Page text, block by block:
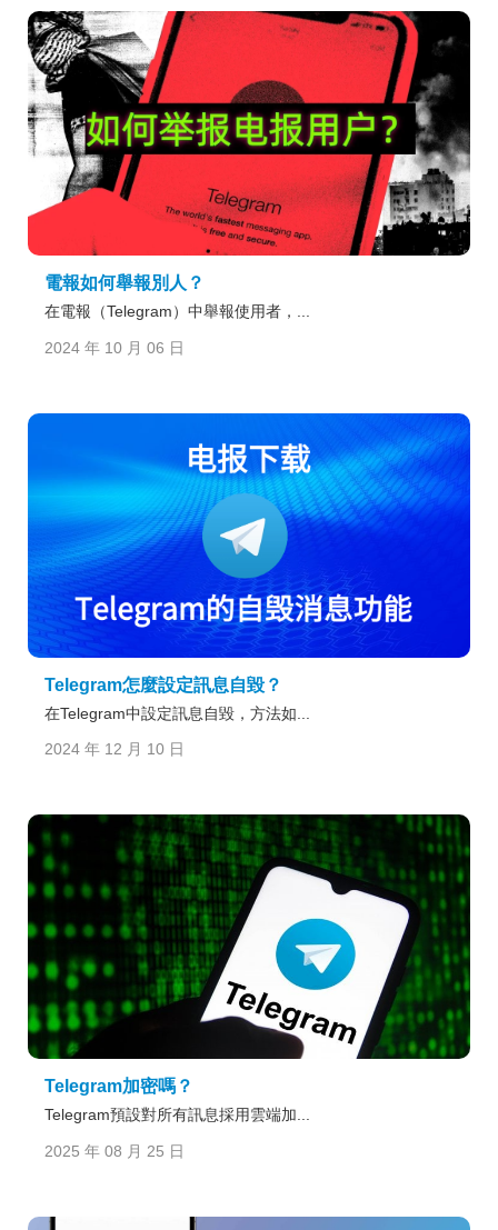
電報如何舉報別人？
在電報（Telegram）中舉報使用者，...
2024 年 10 月 06 日
Telegram怎麼設定訊息自毀？
在Telegram中設定訊息自毀，方法如...
2024 年 12 月 10 日
Telegram加密嗎？
Telegram預設對所有訊息採用雲端加...
2025 年 08 月 25 日